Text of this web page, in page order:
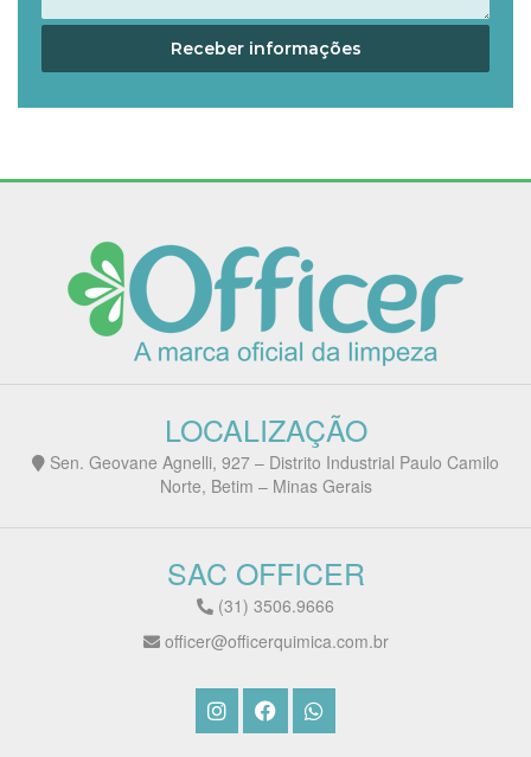
LOCALIZAÇÃO
Sen. Geovane Agnelli, 927 – Distrito Industrial Paulo Camilo
Norte, Betim – Minas Gerais
SAC OFFICER
(31) 3506.9666
officer@officerquimica.com.br